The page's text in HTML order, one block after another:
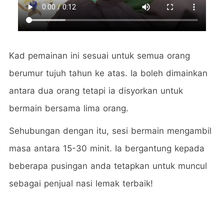
Kad pemainan ini sesuai untuk semua orang
berumur tujuh tahun ke atas. Ia boleh dimainkan
antara dua orang tetapi ia disyorkan untuk
bermain bersama lima orang.
Sehubungan dengan itu, sesi bermain mengambil
masa antara 15-30 minit. Ia bergantung kepada
beberapa pusingan anda tetapkan untuk muncul
sebagai penjual nasi lemak terbaik!